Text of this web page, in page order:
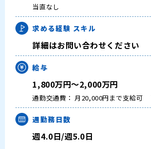
大学医局紹介
当直なし
求める経験 スキル
詳細はお問い合わせください
給与
1,800万円～2,000万円
通勤交通費： 月20,000円まで支給可
週勤務日数
週4.0日/週5.0日